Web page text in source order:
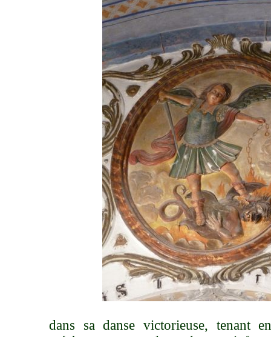
dans sa danse victorieuse, tenant